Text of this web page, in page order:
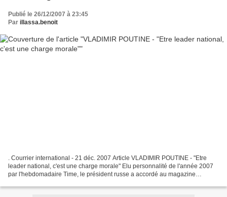
Publié le 26/12/2007 à 23:45
Par illassa.benoit
. Courrier international - 21 déc. 2007 Article VLADIMIR POUTINE - "Etre
leader national, c'est une charge morale" Elu personnalité de l'année 2007
par l'hebdomadaire Time, le président russe a accordé au magazine